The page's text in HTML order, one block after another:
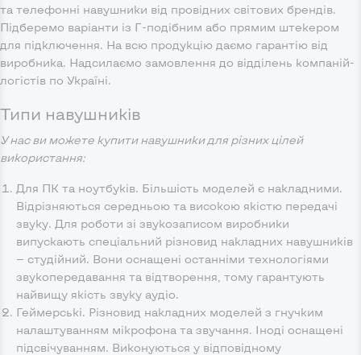
та телефонні навушники від провідних світових брендів.
Підберемо варіанти із Г-подібним або прямим штекером
для підключення. На всю продукцію даємо гарантію від
виробника. Надсилаємо замовлення до відділень компаній-
логістів по Україні.
Типи навушників
У нас ви можете купити навушники для різних цілей
використання:
Для ПК та ноутбуків. Більшість моделей є накладними.
Відрізняються середньою та високою якістю передачі
звуку. Для роботи зі звукозаписом виробники
випускають спеціальний різновид накладних навушників
— студійний. Вони оснащені останніми технологіями
звукопередавання та відтворення, тому гарантують
найвищу якість звуку аудіо.
Геймерські. Різновид накладних моделей з гнучким
налаштуванням мікрофона та звучання. Іноді оснащені
підсвічуванням. Виконуються у відповідному